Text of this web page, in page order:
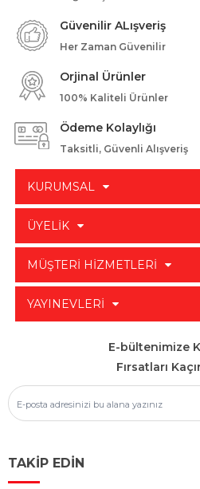
Güvenilir ALışveriş
Her Zaman Güvenilir
Orjinal Ürünler
100% Kaliteli Ürünler
Ödeme Kolaylığı
Taksitli, Güvenli Alışveriş
KURUMSAL
ÜYELİK
MÜŞTERİ HİZMETLERİ
YAYINEVLERİ
E-bültenimize
Fırsatları
TAKİP EDİN